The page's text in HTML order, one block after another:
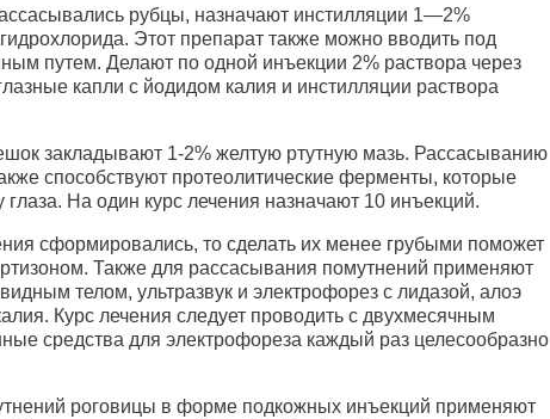
рубцы, назначают инстилляции 1—2%
Этот препарат также можно вводить под
путем. Делают по одной инъекции 2% раствора через
капли с йодидом калия и инстилляции раствора
закладывают 1-2% желтую ртутную мазь. Рассасыванию
способствуют протеолитические ферменты, которые
глаза. На один курс лечения назначают 10 инъекций.
сформировались, то сделать их менее грубыми поможет
Также для рассасывания помутнений применяют
телом, ультразвук и электрофорез с лидазой, алоэ
Курс лечения следует проводить с двухмесячным
средства для электрофореза каждый раз целесообразно
роговицы в форме подкожных инъекций применяют